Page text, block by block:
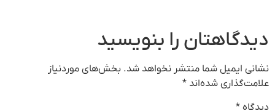
دیدگاهتان را بنویسید
نشانی ایمیل شما منتشر نخواهد شد. بخش‌های موردنیاز
علامت‌گذاری شده‌اند *
دیدگاه *